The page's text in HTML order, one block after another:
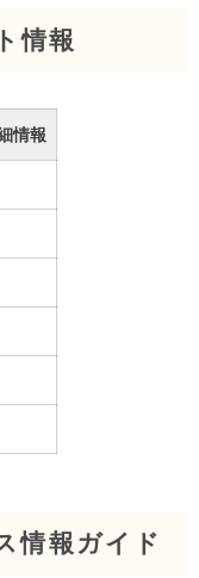
情報
情報
情報ガイド